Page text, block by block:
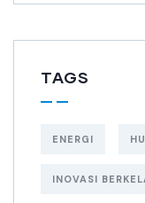
TAGS
ENERGI
INOVASI